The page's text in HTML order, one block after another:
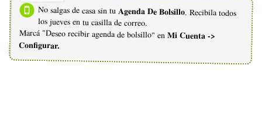
No salgas de casa sin tu Agenda De Bolsillo. Recibila todos
los jueves en tu casilla de correo.
Marcá "Deseo recibir agenda de bolsillo" en Mi Cuenta ->
Configurar.